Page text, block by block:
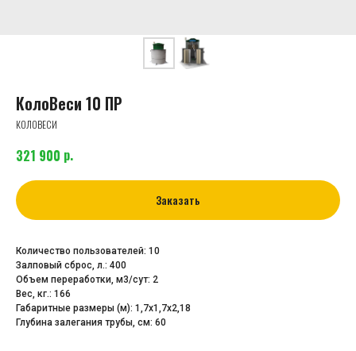
КолоВеси 10 ПР
КОЛОВЕСИ
321 900 р.
Заказать
Количество пользователей: 10
Залповый сброс, л.: 400
Объем переработки, м3/сут: 2
Вес, кг.: 166
Габаритные размеры (м): 1,7х1,7х2,18
Глубина залегания трубы, cм: 60